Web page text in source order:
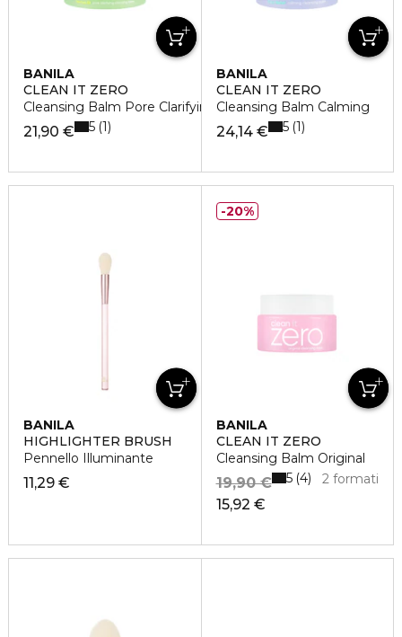
BANILA
CLEAN IT ZERO
Cleansing Balm Pore Clarifying
21,90 € 5 1
BANILA
CLEAN IT ZERO
Cleansing Balm Calming
24,14 € 5 1
BANILA
HIGHLIGHTER BRUSH
Pennello Illuminante
11,29 €
BANILA
CLEAN IT ZERO
Cleansing Balm Original
15,92 €
19,90 € 2 formati
5 4
20%